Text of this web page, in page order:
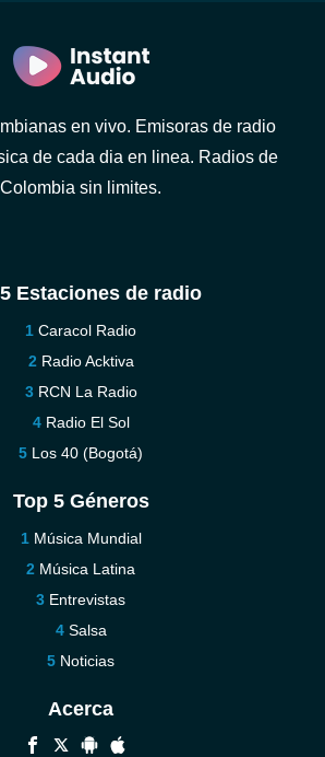
en vivo. Emisoras de radio
de cada dia en linea. Radios de
Colombia sin limites.
Estaciones de radio
Caracol Radio
Radio Acktiva
RCN La Radio
Radio El Sol
Los 40 (Bogotá)
Top 5 Géneros
Música Mundial
Música Latina
Entrevistas
Salsa
Noticias
Acerca